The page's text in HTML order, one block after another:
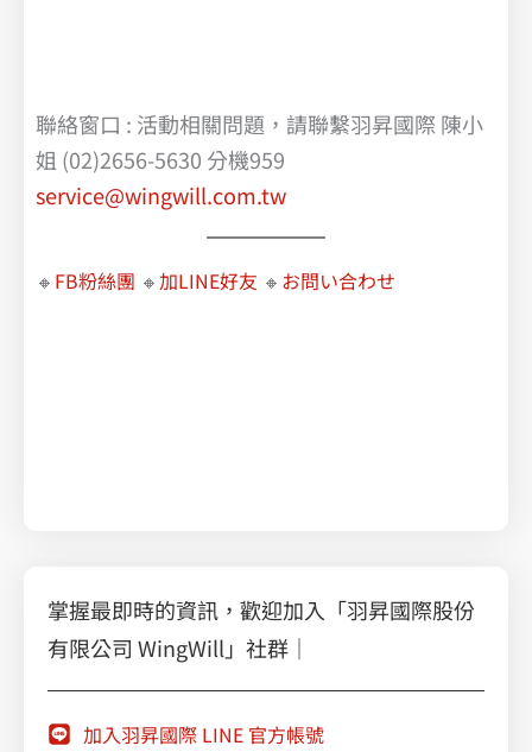
聯絡窗口 : 活動相關問題，請聯繫羽昇國際 陳小
姐 (02)2656-5630 分機959
service@wingwill.com.tw
🔸 FB粉絲團 🔸加LINE好友 🔸 お問い合わせ
掌握最即時的資訊，歡迎加入「羽昇國際股份
有限公司 WingWill」社群｜
加入羽昇國際 LINE 官方帳號